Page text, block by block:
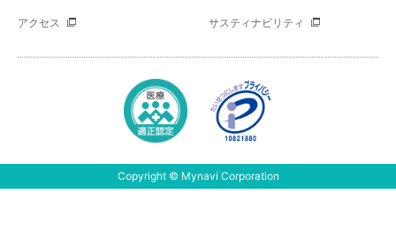
アクセス サスティナビリティ
Copyright © Mynavi Corporation